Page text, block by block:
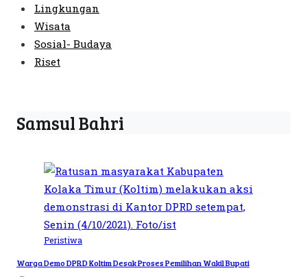
Lingkungan
Wisata
Sosial- Budaya
Riset
Samsul Bahri
Peristiwa
Warga Demo DPRD Koltim Desak Proses Pemilihan Wakil Bupati